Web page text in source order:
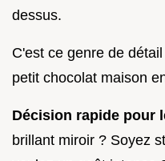
dessus.
C'est ce genre de
petit chocolat maison
Décision rapide pour
brillant miroir ? Soyez